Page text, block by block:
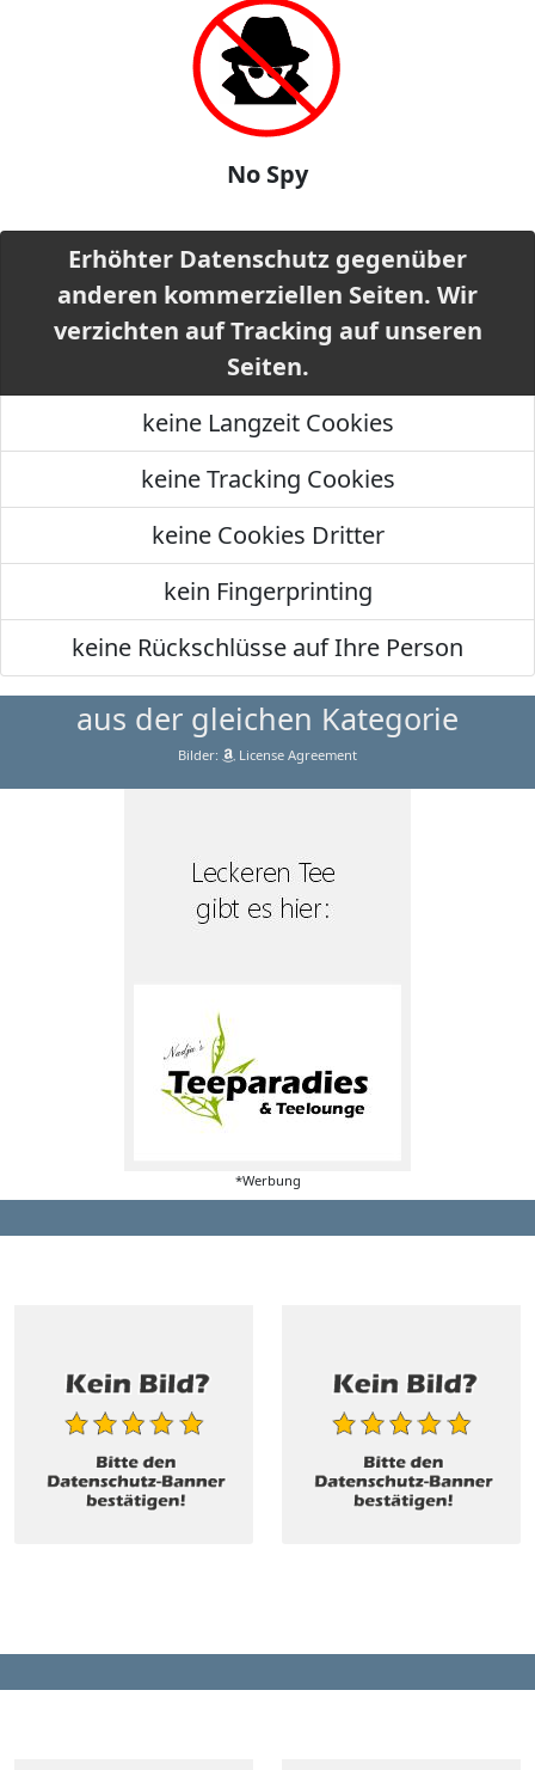
No Spy
Erhöhter Datenschutz gegenüber
anderen kommerziellen Seiten. Wir
verzichten auf Tracking auf unseren
Seiten.
keine Langzeit Cookies
keine Tracking Cookies
keine Cookies Dritter
kein Fingerprinting
keine Rückschlüsse auf Ihre Person
aus der gleichen Kategorie
Bilder: License Agreement
*Werbung